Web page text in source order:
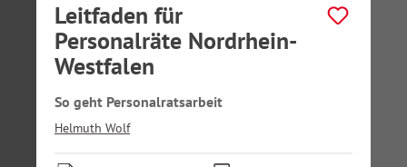
Leitfaden für
Personalräte Nordrhein-
Westfalen
So geht Personalratsarbeit
Helmuth Wolf